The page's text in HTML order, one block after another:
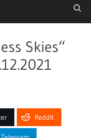
Skies“
Reddit